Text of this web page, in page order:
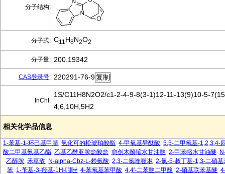
分子结构:
分子式: C11 H8N2O2
分子量: 200.19342
CAS登录号: 220291-76-9
InChI:
1S/C11H8N2O2/c1-2-4-9-8(3-1)12-11-13(9)10-5-
4,6,10H,5H2
相关化学品信息
1-苯基-1-环己基甲腈 氢化可的松琥珀酸酯 4-甲氧基异酞酸 5,5-二甲氧基-1,2,3,4-
酸二甲基氨基乙酯 乙基乙酰亚胺盐酸盐 愈创木酚缩水甘油醚 2-甲苯缩水甘油醚
乙醇胺 禾草敌 N-alpha-Cbz-L-赖氨酸 2,3-二氯喹喔啉 2-氯-5-叔丁基-1,3-二硝
苯 1-苄基-3-羟基-1H-吲唑 4-苯氧基苯甲酸 4,4'-二苯醚二甲酸 2-硝基联苯基醚